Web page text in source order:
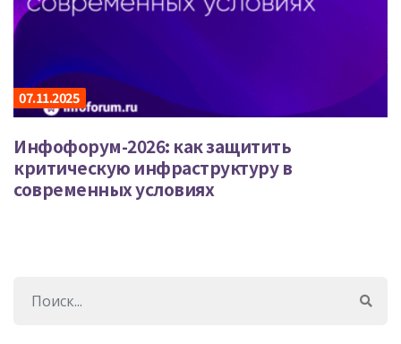
07.11.2025
Инфофорум-2026: как защитить
критическую инфраструктуру в
современных условиях